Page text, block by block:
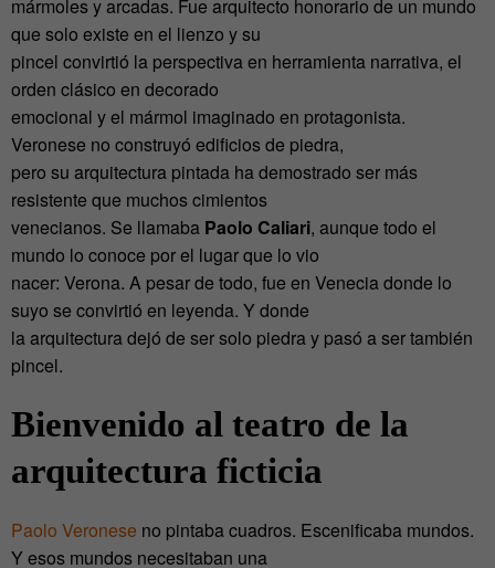
mármoles y arcadas. Fue arquitecto honorario de un mundo
que solo existe en el lienzo y su
pincel convirtió la perspectiva en herramienta narrativa, el
orden clásico en decorado
emocional y el mármol imaginado en protagonista.
Veronese no construyó edificios de piedra,
pero su arquitectura pintada ha demostrado ser más
resistente que muchos cimientos
venecianos. Se llamaba Paolo Caliari, aunque todo el
mundo lo conoce por el lugar que lo vio
nacer: Verona. A pesar de todo, fue en Venecia donde lo
suyo se convirtió en leyenda. Y donde
la arquitectura dejó de ser solo piedra y pasó a ser también
pincel.
Bienvenido al teatro de la
arquitectura ficticia
Paolo Veronese no pintaba cuadros. Escenificaba mundos.
Y esos mundos necesitaban una